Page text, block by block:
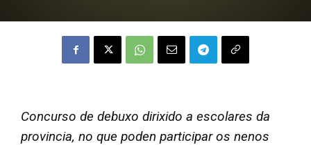
Concurso de debuxo dirixido a escolares da
provincia, no que poden participar os nenos